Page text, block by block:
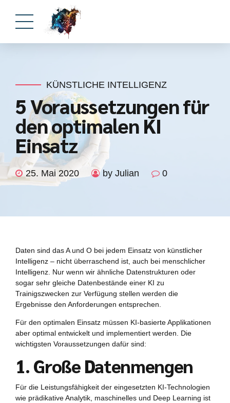
KÜNSTLICHE INTELLIGENZ
5 Voraussetzungen für
den optimalen KI
Einsatz
25. Mai 2020 by Julian 0
Daten sind das A und O bei jedem Einsatz von künstlicher
Intelligenz – nicht überraschend ist, auch bei menschlicher
Intelligenz. Nur wenn wir ähnliche Datenstrukturen oder
sogar sehr gleiche Datenbestände einer KI zu
Trainigszwecken zur Verfügung stellen werden die
Ergebnisse den Anforderungen entsprechen.
Für den optimalen Einsatz müssen KI-basierte Applikationen
aber optimal entwickelt und implementiert werden. Die
wichtigsten Voraussetzungen dafür sind:
1. Große Datenmengen
Für die Leistungsfähigkeit der eingesetzten KI-Technologien
wie prädikative Analytik, maschinelles und Deep Learning ist